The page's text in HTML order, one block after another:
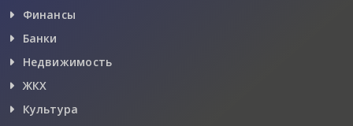
Финансы
Банки
Недвижимость
ЖКХ
Культура